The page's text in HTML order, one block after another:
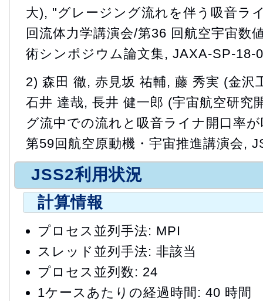
大), "グレージング流れを伴う吸音ラ
回流体力学講演会/第36 回航空宇宙数
術シンポジウム論文集, JAXA-SP-18-
2) 森田 徹, 赤見坂 祐輔, 藤 秀実 (金沢
石井 達哉, 長井 健一郎 (宇宙航空研究
グ流中での流れと吸音ライナ開口率
第59回航空原動機・宇宙推進講演会,
JSS2利用状況
計算情報
プロセス並列手法: MPI
スレッド並列手法: 非該当
プロセス並列数: 24
1ケースあたりの経過時間: 40 時間